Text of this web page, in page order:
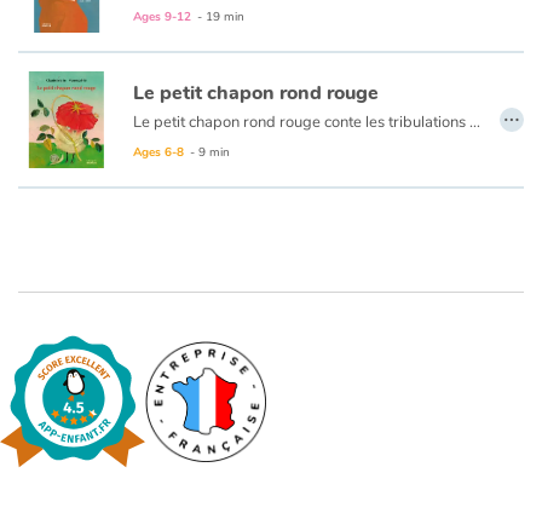
Ages 9-12 - 19 min
Le petit chapon rond rouge
Le petit chapon rond rouge conte les tribulations d’un enfant un peu un peu plus gros, un peu plus empoté, un peu plus timide que les autres qui subit d’abord les railleries de toute une basse-cour avant de susciter l’admiration de ceux qui se moquaient de lui. C’est une fable très drôle, très ingénieuse et tendre qui, en parlant de poules, de loup, du petit chaperon rouge, réussit à aborder avec finesse la question de la différence et à la rendre vraiment accessible aux jeunes lecteurs.
Ages 6-8 - 9 min
…